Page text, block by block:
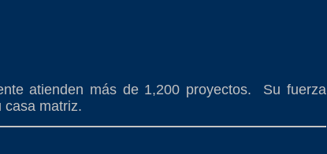
atienden más de 1,200 proyectos. Su fuerza
casa matriz.